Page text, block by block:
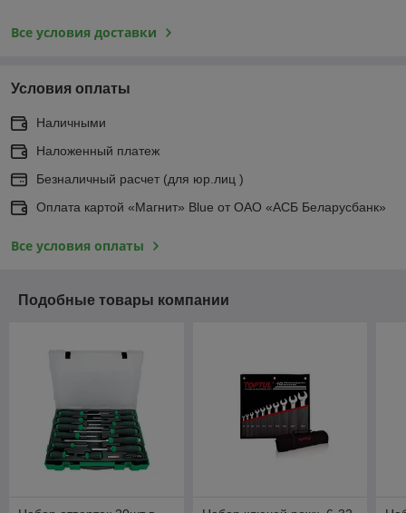
Все условия доставки
Условия оплаты
Наличными
Наложенный платеж
Безналичный расчет (для юр.лиц )
Оплата картой «Магнит» Blue от ОАО «АСБ Беларусбанк»
Все условия оплаты
Подобные товары компании